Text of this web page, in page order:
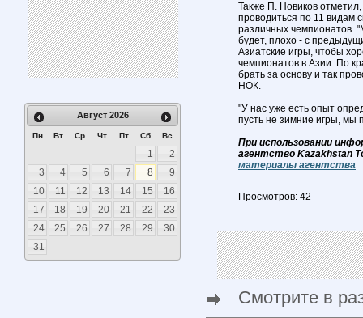
Август 2026
Пн Вт Ср Чт Пт Сб Вс
1
2
3
4 5 6 7 8
9
10
11 12 13 14 15
16
17
18 19 20 21 22
23
24
25 26 27 28 29
30
31
Также П. Новиков
проводиться по 11 видам
различных чемпионатов.
будет, плохо - с
Азиатские игры, чтобы
чемпионатов в Азии. По
брать за основу и так
НОК.
"У нас уже есть опыт
пусть не зимние игры, мы
При использовании
агентство Kazakhstan
материалы агентства
Просмотров: 42
Смотрите в